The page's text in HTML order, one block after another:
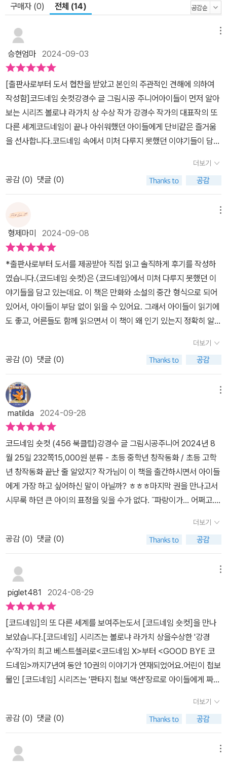
구매자 (0) 전체 (14)
승현엄마 2024-09-03
[출판사로부터 도서 협찬을 받았고 본인의 주관적인 견해에 의하여
작성함]​코드네임 숏컷​강경수 글 그림​시공 주니어​​아이들이 먼저 알아
보는 시리즈 ​볼로냐 라가치 상 수상 작가 강경수 작가의 대표작의 또
다른 세계​코드네임이 끝나 아쉬워했던 아이들에게 단비같은 즐거움
을 선사합니다.​코드네임 속에서 미처 다루지 못했던 이야기들이 담겨
분했습니다.​만화와 소설 그 중간 어딘가에 위치하는 이 책이​그냥 좋
다는 아이의 이야기에 어른인 저도 읽어보니​인기있는 이유를 정확히
알 수 있었습니다.​코드네임 시리즈를 좋아하는 아이들에게 영화 끝에
서 나오는​쿠키영상 같은 흥미로운 책입니다.​Msg 첩보국 만년 예비
나​그리고 비운의 앤더슨 중사까지 ​아이들이 몰입해서 읽을 수 밖에
없는 흥미진진한 책​추천합니다.​
더보기
공감 (0) 댓글 (0)
형제마미 2024-09-08
*출판사로부터 도서를 제공받아 직접 읽고 솔직하게 후기를 작성하
였습니다.〈코드네임 숏컷〉은 〈코드네임〉에서 미처 다루지 못했던 이
야기들을 담고 있는데요. 이 책은 만화와 소설의 중간 형식으로 되어
있어서, 아이들이 부담 없이 읽을 수 있어요. 그래서 아이들이 읽기에
도 좋고, 어른들도 함께 읽으면서 이 책이 왜 인기 있는지 정확히 알
보국의 만년 예비 요원 이정찬이 나와요. 그는 〈코드네임 H〉에서 짐
가방에 숨어 있었지만, 열차에 실리지 못하고 퇴장했었는데요.이번에
는 주인공으로 등장해 새로운 이야기를 펼쳐요. 다음으로, 정의감 넘
치는 코드네임 T가 있어요. 그는 멕시코 출신의 레슬러로, 고향에서
화끈한 레슬링 경기를 벌여요.또한, 강파랑의 절친인 뚱보 민수와 새
로 등장하는 마리나의 이야기도 있어요. 마리나는 연구원으로, 개발
한 약물이 생강 쿠키에 떨어지면서 도시가 아수라장이 돼요. 이 사건
을 해결하는 ‘먹깨비 전사 M’의 이야기도 재미있어요.마지막으로, 작
가가 애착을 가지고 있는 앤더슨 중사의 사연도 감동적이에요. 그는
〈코드네임 X〉에서 용의자로 지목되지 않았지만, 이번에 그 이유와 배
경이 드러나요.〈코드네임 숏컷〉은 시리즈를 좋아하는 아이들에게 꼭
추천하고 싶은 책인데요. 이 책을 읽으면서 아이들은 새로운 이야기
들을 즐기고, 더 많은 재미를 느낄 수 있을 거예요. 〈코드네임 숏컷〉을
강력 추천드려요.#도서협찬 #코드네임숏컷 #시공주니어
더보기
공감 (0) 댓글 (0)
matilda 2024-09-28
코드네임 숏컷 (456 북클럽)강경수 글 그림시공주니어 2024년 8
월 25일 232쪽15,000원 분류 - 초등 중학년 창작동화 / 초등 고학
년 창작동화 끝난 줄 알았지? 작가님이 이 책을 출간하시면서 아이들
에게 가장 하고 싶어하신 말이 아닐까? ㅎㅎㅎ마지막 권을 만나고서
시무룩 하던 큰 아이의 표정을 잊을 수가 없다. ˝파랑이가... 어쩌고...˝
이는 끝나버린 시리즈에 대한 미련과 추억과 함께 만나게 된 갖가지
감정을 느낀 듯했다. <코드네임>시리즈는 큰 아이가 너무도 사랑하
는 책이다. ˝너무도˝라는 말로 부족하다. 같은 시기에 <13층 나무집>
시리즈와 <코드네임>시리즈로 두꺼운 책에 입문했다. 더 정확하게
이다. 만화의 형태를 지니고 있어, 독서에 살짝은 걱정이 되는 면이 있
었다. 하지만 얼마전 읽게 된 나민애 교수님의 책을 읽고서 나와 아이
가 선택한 책이 옳은 선택이었다는 것을 확인할 수 있었다. 서울대 교
수님, 초전문가의 의견이기에 믿어 의심치 않는다. 이번 책은 전의 코
드네임 시리즈와 다르다. 코드네임의 인상 깊었던 조연들이 주인공으
로 돌아왔다. 그들은 이름하야 예비 요원 이정찬, 코드네임 T, 뚱보 민
수, 앤더슨 중사이다. 숏컷이라는 이름이 있지만, 4컷만화 같은 모습
이 아니라 온전한 이야기를 담은 글과 그림을 담았다. 글밥 많은 책,
혹은 두꺼운 책을 부담스러워하는 초등 중학년, 초등 고학년 아이들
의 강렬한 애착이 담긴 애착도서, 애정도서다. 독서에 대해 재미를 못
더보기
공감 (0) 댓글 (0)
piglet481 2024-08-29
[코드네임]의 또 다른 세계를 보여주는도서 [코드네임 숏컷]을 만나
보았습니다.[코드네임] 시리즈는 볼로냐 라가치 상을수상한 '강경
수'작가의 최고 베스트셀러로<코드네임 X>부터 <GOOD BYE 코
드네임>까지7년여 동안 10권의 이야기가 연재되었어요.어린이 첩보
물인 [코드네임] 시리즈는 '판타지 첩보 액션'장르로 아이들에게 짜릿
나오는데[코드네임 숏컷]에서 그 등장인물들 중주인공인 강파랑에
가려져 주목받지 못했던인물들의 이야기를 만날 수 있어요.MSG 첩
보국의 만년 예비 요원 이정찬은코드네임 I 와함께 행방불명된 코드
네임 X,강파랑을 찾아 알래스카로 떠나 코드네임 I를 지켜내는데요.
더보기
공감 (0) 댓글 (0)